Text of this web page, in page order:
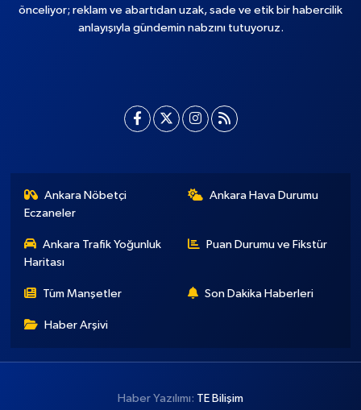
önceliyor; reklam ve abartıdan uzak, sade ve etik bir habercilik
anlayışıyla gündemin nabzını tutuyoruz.
Ankara Nöbetçi
Eczaneler
Ankara Hava Durumu
Ankara Trafik Yoğunluk
Haritası
Puan Durumu ve Fikstür
Tüm Manşetler Son Dakika Haberleri
Haber Arşivi
Haber Yazılımı: TE Bilişim